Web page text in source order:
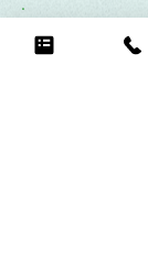
Q15.